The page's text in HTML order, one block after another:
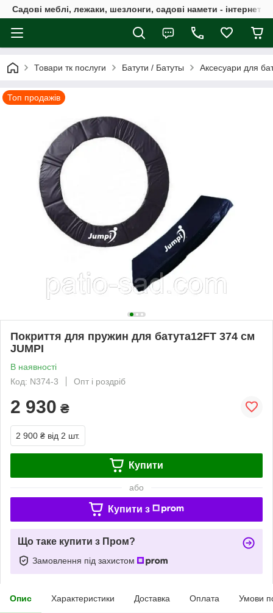
Садові меблі, лежаки, шезлонги, садові намети - інтернет-
Товари тк послуги Батути / Батуты Аксесуари для
Топ продажів
Покриття для пружин для батута12FT 374 см
JUMPI
В наявності
Код: N374-3
Опт і роздріб
2 930 ₴
2 900 ₴ від 2 шт.
Купити
або
Купити з
Що таке купити з Пром?
Замовлення під захистом
Опис Характеристики Доставка Оплата Умови